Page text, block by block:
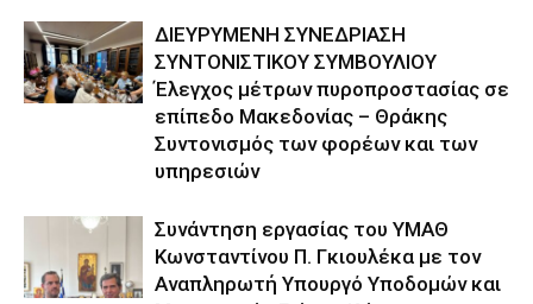
ΔΙΕΥΡΥΜΕΝΗ ΣΥΝΕΔΡΙΑΣΗ
ΣΥΝΤΟΝΙΣΤΙΚΟΥ ΣΥΜΒΟΥΛΙΟΥ
Έλεγχος μέτρων πυροπροστασίας σε
επίπεδο Μακεδονίας – Θράκης
Συντονισμός των φορέων και των
υπηρεσιών
Συνάντηση εργασίας του ΥΜΑΘ
Κωνσταντίνου Π. Γκιουλέκα με τον
Αναπληρωτή Υπουργό Υποδομών και